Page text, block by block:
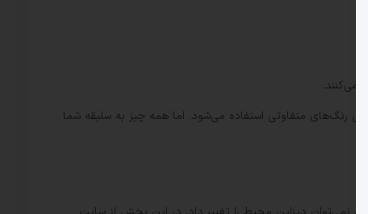
می‌کنند.
رنگ‌های متفاوتی استفاده می‌شود‌‌. اما همه چیز به سلیقه شما